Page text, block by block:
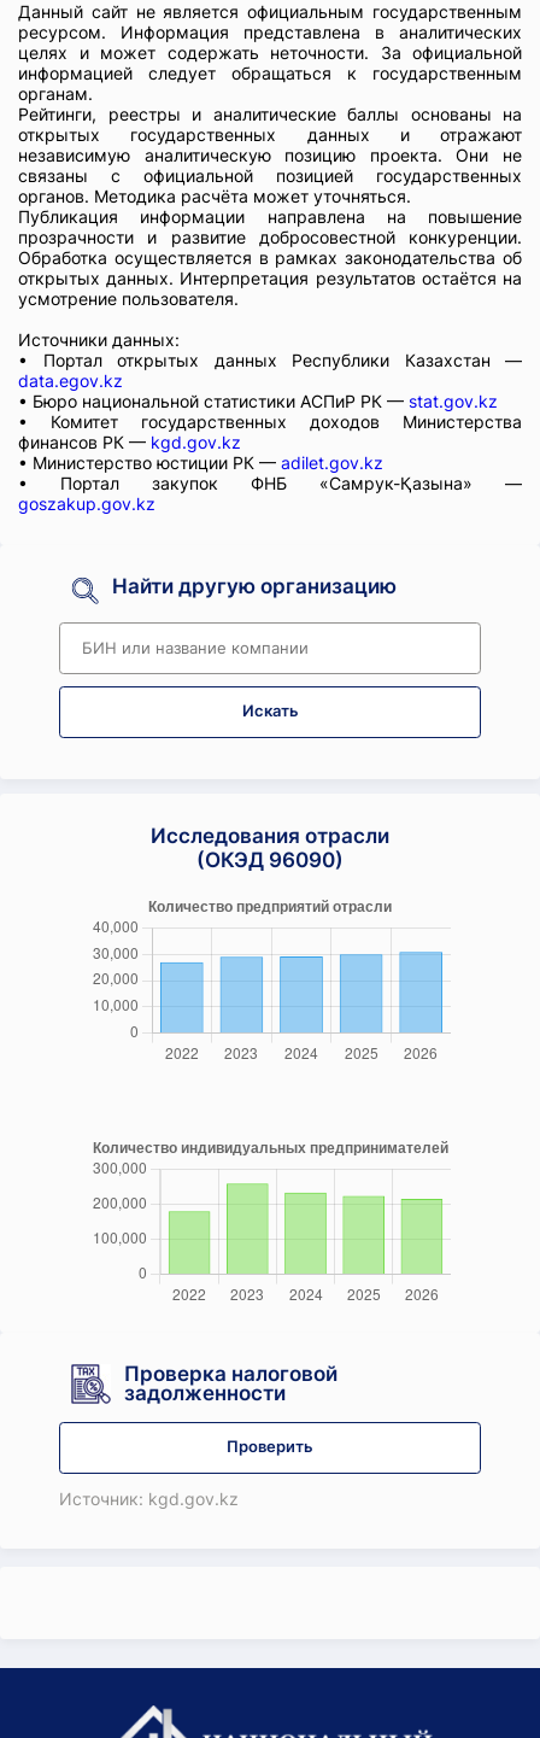
Данный сайт не является официальным государственным
ресурсом. Информация представлена в аналитических
целях и может содержать неточности. За официальной
информацией следует обращаться к государственным
органам.
Рейтинги, реестры и аналитические баллы основаны на
открытых государственных данных и отражают
независимую аналитическую позицию проекта. Они не
связаны с официальной позицией государственных
органов. Методика расчёта может уточняться.
Публикация информации направлена на повышение
прозрачности и развитие добросовестной конкуренции.
Обработка осуществляется в рамках законодательства об
открытых данных. Интерпретация результатов остаётся на
усмотрение пользователя.
Источники данных:
• Портал открытых данных Республики Казахстан —
data.egov.kz
• Бюро национальной статистики АСПиР РК — stat.gov.kz
• Комитет государственных доходов Министерства
финансов РК — kgd.gov.kz
• Министерство юстиции РК — adilet.gov.kz
• Портал закупок ФНБ «Самрук-Қазына» —
goszakup.gov.kz
Найти другую организацию
Искать
Исследования отрасли
(ОКЭД 96090)
Проверка налоговой
задолженности
Проверить
Источник: kgd.gov.kz